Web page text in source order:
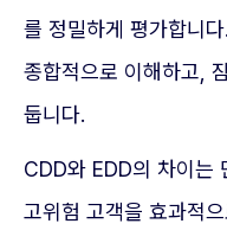
를 정밀하게 평가합니
종합적으로 이해하고,
둡니다.
CDD와 EDD의 차이는
고위험 고객을 효과적